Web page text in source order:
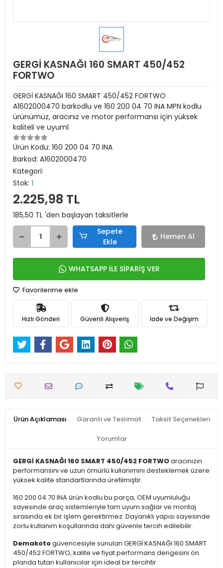
GERGİ KASNAĞI 160 SMART 450/452
FORTWO
GERGİ KASNAĞI 160 SMART 450/452 FORTWO
A1602000470 barkodlu ve 160 200 04 70 INA MPN kodlu
ürünümüz, aracınız ve motor performansı için yüksek
kaliteli ve uyuml
Ürün Kodu: 160 200 04 70 INA
Barkod: A1602000470
Kategori:
Stok: 1
2.225,98 TL
185,50 TL 'den başlayan taksitlerle
Sepete
Ekle
Hemen Al
WHATSAPP İLE SİPARİŞ VER
Favorilerime ekle
Hızlı Gönderi Güvenli Alışveriş İade ve Değişim
Ürün Açıklaması Garanti ve Teslimat Taksit Seçenekleri
Yorumlar
GERGİ KASNAĞI 160 SMART 450/452 FORTWOaracınızın
performansını ve uzun ömürlü kullanımını desteklemek üzere
yüksek kalite standartlarında üretilmiştir.
160 200 04 70 INA ürün kodlu bu parça, OEM uyumluluğu
sayesinde araç sistemleriyle tam uyum sağlar ve montaj
sırasında ek bir işlem gerektirmez. Dayanıklı yapısı sayesinde
zorlu kullanım koşullarında dahi güvenle tercih edilebilir.
Demakotogüvencesiyle sunulan GERGİ KASNAĞI 160 SMART
450/452 FORTWO, kalite ve fiyat performans dengesini ön
planda tutan kullanıcılar için ideal bir tercihtir.